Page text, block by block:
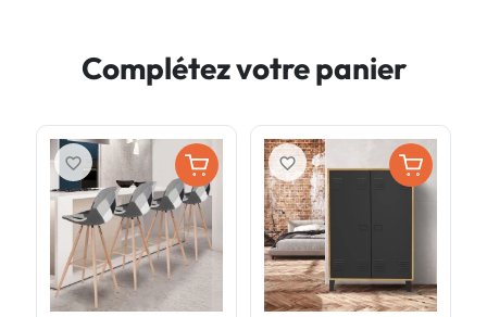
Complétez votre panier
favorite_border favorite_border